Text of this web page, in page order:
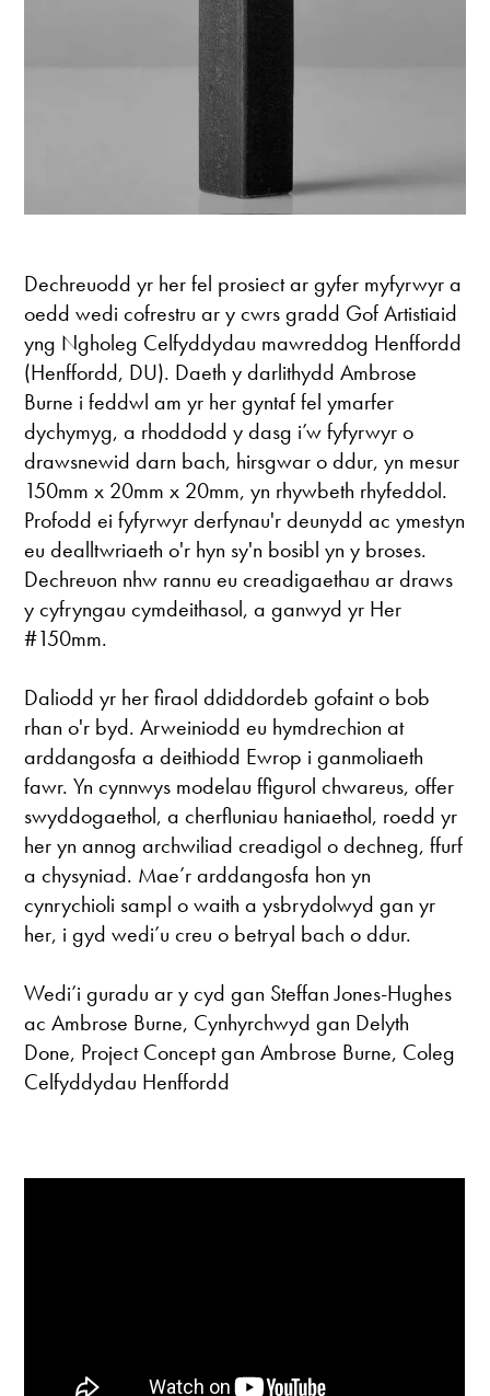
Dechreuodd yr her fel prosiect ar gyfer myfyrwyr a
oedd wedi cofrestru ar y cwrs gradd Gof Artistiaid
yng Ngholeg Celfyddydau mawreddog Henffordd
(Henffordd, DU). Daeth y darlithydd Ambrose
Burne i feddwl am yr her gyntaf fel ymarfer
dychymyg, a rhoddodd y dasg i’w fyfyrwyr o
drawsnewid darn bach, hirsgwar o ddur, yn mesur
150mm x 20mm x 20mm, yn rhywbeth rhyfeddol.
Profodd ei fyfyrwyr derfynau'r deunydd ac ymestyn
eu dealltwriaeth o'r hyn sy'n bosibl yn y broses.
Dechreuon nhw rannu eu creadigaethau ar draws
y cyfryngau cymdeithasol, a ganwyd yr Her
#150mm.
Daliodd yr her firaol ddiddordeb gofaint o bob
rhan o'r byd. Arweiniodd eu hymdrechion at
arddangosfa a deithiodd Ewrop i ganmoliaeth
fawr. Yn cynnwys modelau ffigurol chwareus, offer
swyddogaethol, a cherfluniau haniaethol, roedd yr
her yn annog archwiliad creadigol o dechneg, ffurf
a chysyniad. Mae’r arddangosfa hon yn
cynrychioli sampl o waith a ysbrydolwyd gan yr
her, i gyd wedi’u creu o betryal bach o ddur.
Wedi’i guradu ar y cyd gan Steffan Jones-Hughes
ac Ambrose Burne, Cynhyrchwyd gan Delyth
Done, Project Concept gan Ambrose Burne, Coleg
Celfyddydau Henffordd